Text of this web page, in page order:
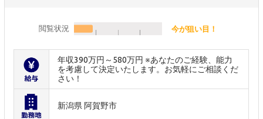
閲覧状況 今が狙い目！
年収390万円～580万円 ※あなたのご経験、能力
を考慮して決定いたします。お気軽にご相談くだ
さい！
新潟県 阿賀野市